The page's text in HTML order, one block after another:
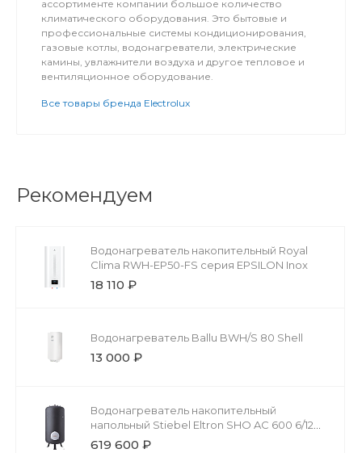
ассортименте компании большое количество
климатического оборудования. Это бытовые и
профессиональные системы кондиционирования,
газовые котлы, водонагреватели, электрические
камины, увлажнители воздуха и другое тепловое и
вентиляционное оборудование.
Все товары бренда Electrolux
Рекомендуем
Водонагреватель накопительный Royal
Clima RWH-EP50-FS серия EPSILON Inox
18 110 ₽
Водонагреватель Ballu BWH/S 80 Shell
13 000 ₽
Водонагреватель накопительный
напольный Stiebel Eltron SHO AC 600 6/12
kW
619 600 ₽